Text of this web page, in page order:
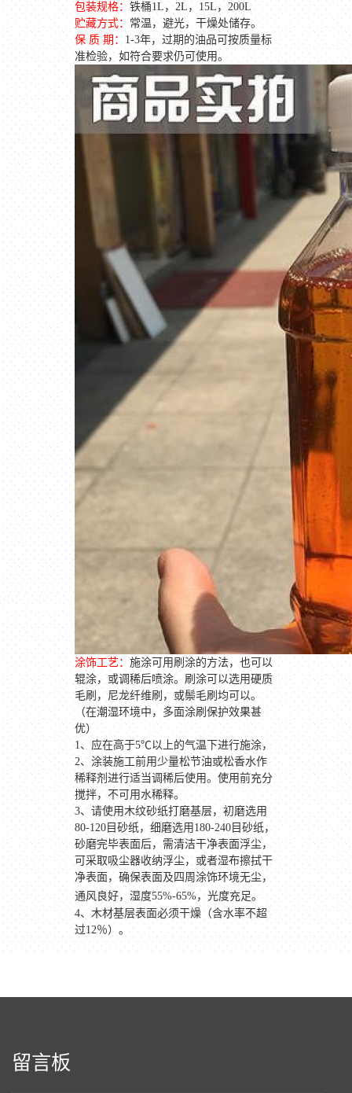
包装规格：铁桶1L，2L， 15L ，200L
贮藏方式：常温，避光，干燥处储存。
保 质 期： 1-3年，过期的油品可按质量标
准检验，如符合要求仍可使用。
涂饰工艺：施涂可用刷涂的方法，也可以
辊涂，或调稀后喷涂。刷涂可以选用硬质
毛刷，尼龙纤维刷，或鬃毛刷均可以。
（在潮湿环境中，多面涂刷保护效果甚
优）
1、应在高于5℃以上的气温下进行施涂，
2、涂装施工前用少量松节油或松香水作
稀释剂进行适当调稀后使用。使用前充分
搅拌，不可用水稀释。
3、请使用木纹砂纸打磨基层，初磨选用
80-120目砂纸，细磨选用 180-240目砂纸，
砂磨完毕表面后，需清洁干净表面浮尘，
可采取吸尘器收纳浮尘，或者湿布擦拭干
净表面，确保表面及四周涂饰环境无尘，
通风良好，湿度55%-65%，光度充足。
4、木材基层表面必须干燥（含水率不超
过12％）。
留言板